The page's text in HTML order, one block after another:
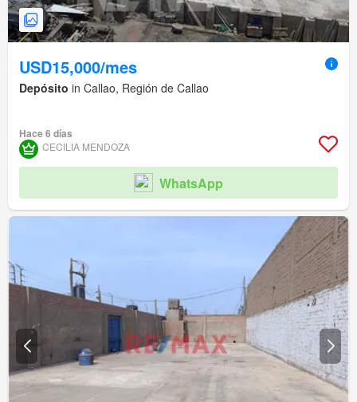
USD15,000/mes
Depósito in Callao, Región de Callao
Hace 6 días
CECILIA MENDOZA
WhatsApp